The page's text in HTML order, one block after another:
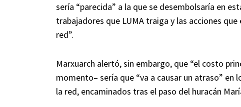
sería “parecida” a la que se desembolsaría en
trabajadores que LUMA traiga y las acciones
red”.
Marxuarch alertó, sin embargo, que “el costo
momento– sería que “va a causar un atraso”
la red, encaminados tras el paso del huracán